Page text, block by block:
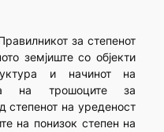
за степенот
земјиште со објекти
и начинот на
на трошоците за
степенот на уреденост
на понизок степен на